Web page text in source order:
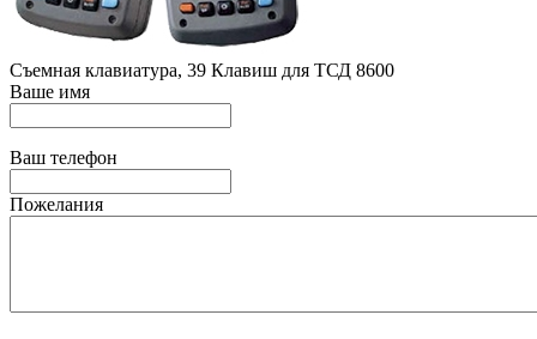
Съемная клавиатура, 39 Клавиш для ТСД 8600
Ваше имя
Ваш телефон
Пожелания